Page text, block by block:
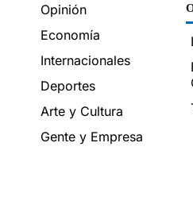
Opinión
Economía
Internacionales
Deportes
Arte y Cultura
Gente y Empresa